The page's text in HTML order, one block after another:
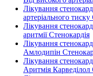
Лікування
артеріального тиску
Лікування
аритмії Стенокардія
Лікування
Амлодипін
Лікування
Аритмія Карведілол